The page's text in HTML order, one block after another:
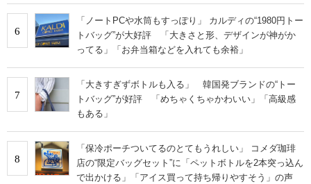
6
「ノートPCや水筒もすっぽり」 カルディの“1980円トー
トバッグ”が大好評 「大きさと形、デザインが神がか
ってる」「お弁当箱などを入れても余裕」
7
「大きすぎずボトルも入る」 韓国発ブランドの“トー
トバッグ”が好評 「めちゃくちゃかわいい」「高級感
もある」
8
「保冷ポーチついてるのとてもうれしい」 コメダ珈琲
店の“限定バッグセット”に「ペットボトルを2本突っ込ん
で出かける」「アイス買って持ち帰りやすそう」の声